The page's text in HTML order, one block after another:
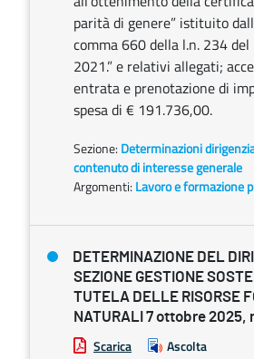
parità di genere” istituito
comma 660 della l.n. 234
2021.” e relativi allegati;
entrata e prenotazione di
spesa di € 191.736,00.
Sezione: Determinazioni
contenuto di interesse generale
Argomenti: Lavoro e formazione
DETERMINAZIONE DEL
SEZIONE GESTIONE
TUTELA DELLE RISORSE
NATURALI 7 ottobre 2025,
Scarica Ascolta